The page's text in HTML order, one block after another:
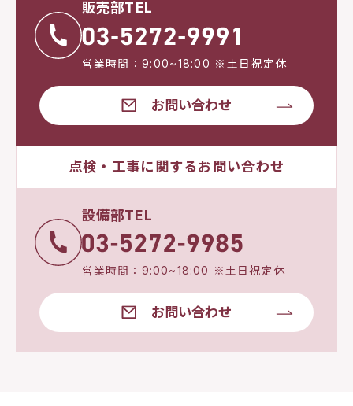
販売部TEL
営業時間：9:00~18:00 ※土日祝定休
お問い合わせ
点検・工事に関するお問い合わせ
設備部TEL
営業時間：9:00~18:00 ※土日祝定休
お問い合わせ